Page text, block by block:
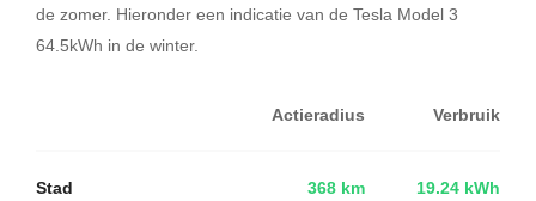
de zomer. Hieronder een indicatie van de Tesla Model 3
64.5kWh in de winter.
Actieradius Verbruik
Stad 368 km 19.24 kWh